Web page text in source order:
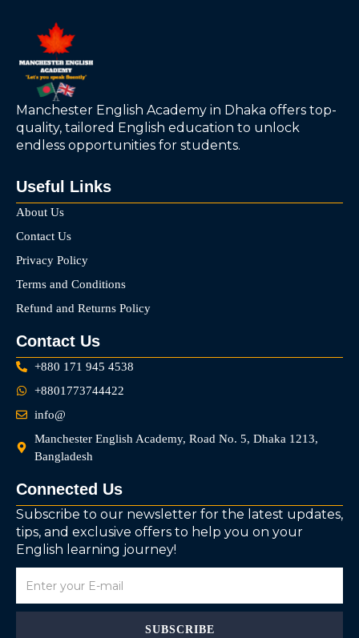
Manchester English Academy in Dhaka offers top-
quality, tailored English education to unlock
endless opportunities for students.
Useful Links
About Us
Contact Us
Privacy Policy
Terms and Conditions
Refund and Returns Policy
Contact Us
+880 171 945 4538
+8801773744422
info@
Manchester English Academy, Road No. 5, Dhaka 1213,
Bangladesh
Connected Us
Subscribe to our newsletter for the latest updates,
tips, and exclusive offers to help you on your
English learning journey!
SUBSCRIBE